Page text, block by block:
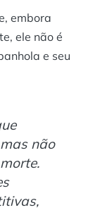
embora
ele não é
e seu
não